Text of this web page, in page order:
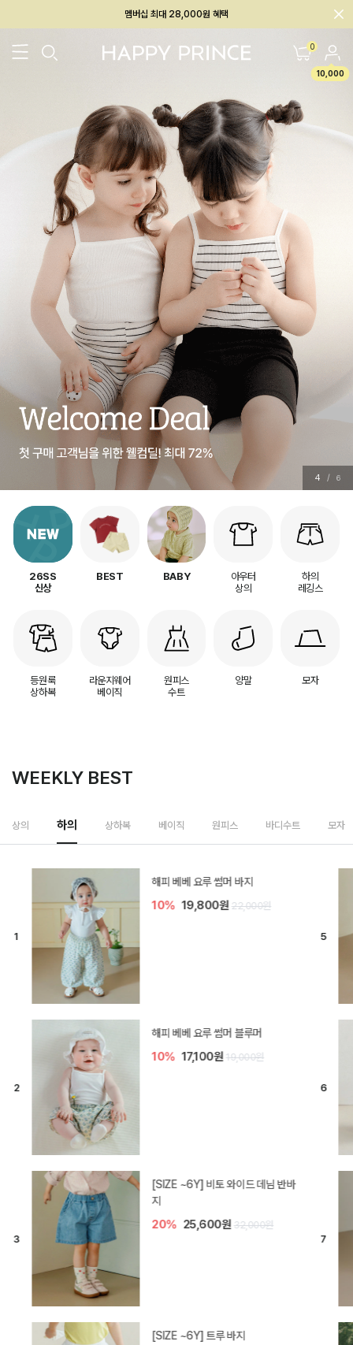
회원전용 아울렛, 가입하면 ~60% 할인!
0
10,000
4 / 6
26SS
신상
BEST BABY
아우터
상의
하의
레깅스
등원룩
상하복
라운지웨어
베이직
원피스
수트
양말 모자
WEEKLY BEST
상의 하의 상하복 베이직 원피스 바디수트 모자
[SIZE ~6Y] 델린 린넨 바지
10% 21,600원 24,000원
듀이 아기 바지
10% 17,100원 19,000원
[SIZE ~6Y] 라핀 카프리 팬츠
30%
엘로디 니트 아기 바지